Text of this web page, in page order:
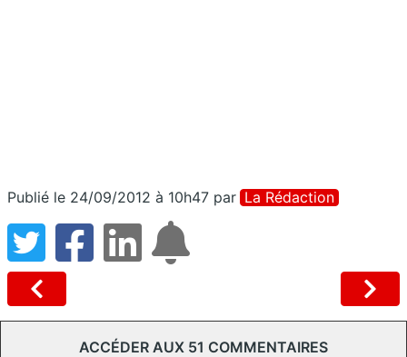
Publié le 24/09/2012 à 10h47 par La Rédaction
ACCÉDER AUX 51 COMMENTAIRES